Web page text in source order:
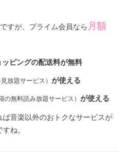
すが、プライム会員なら 月額
ピングの配送料が無料
見放題サービス）が使える
の無料読み放題サービス）が使える
音楽以外のおトクなサービスが
ね。